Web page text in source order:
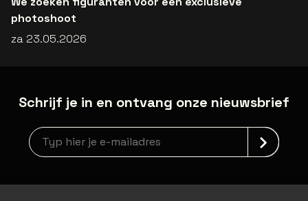
photoshoot
za 23.05.2026
Schrijf je in en ontvang onze nieuwsbrief
Nieuwsbrief aanmelding